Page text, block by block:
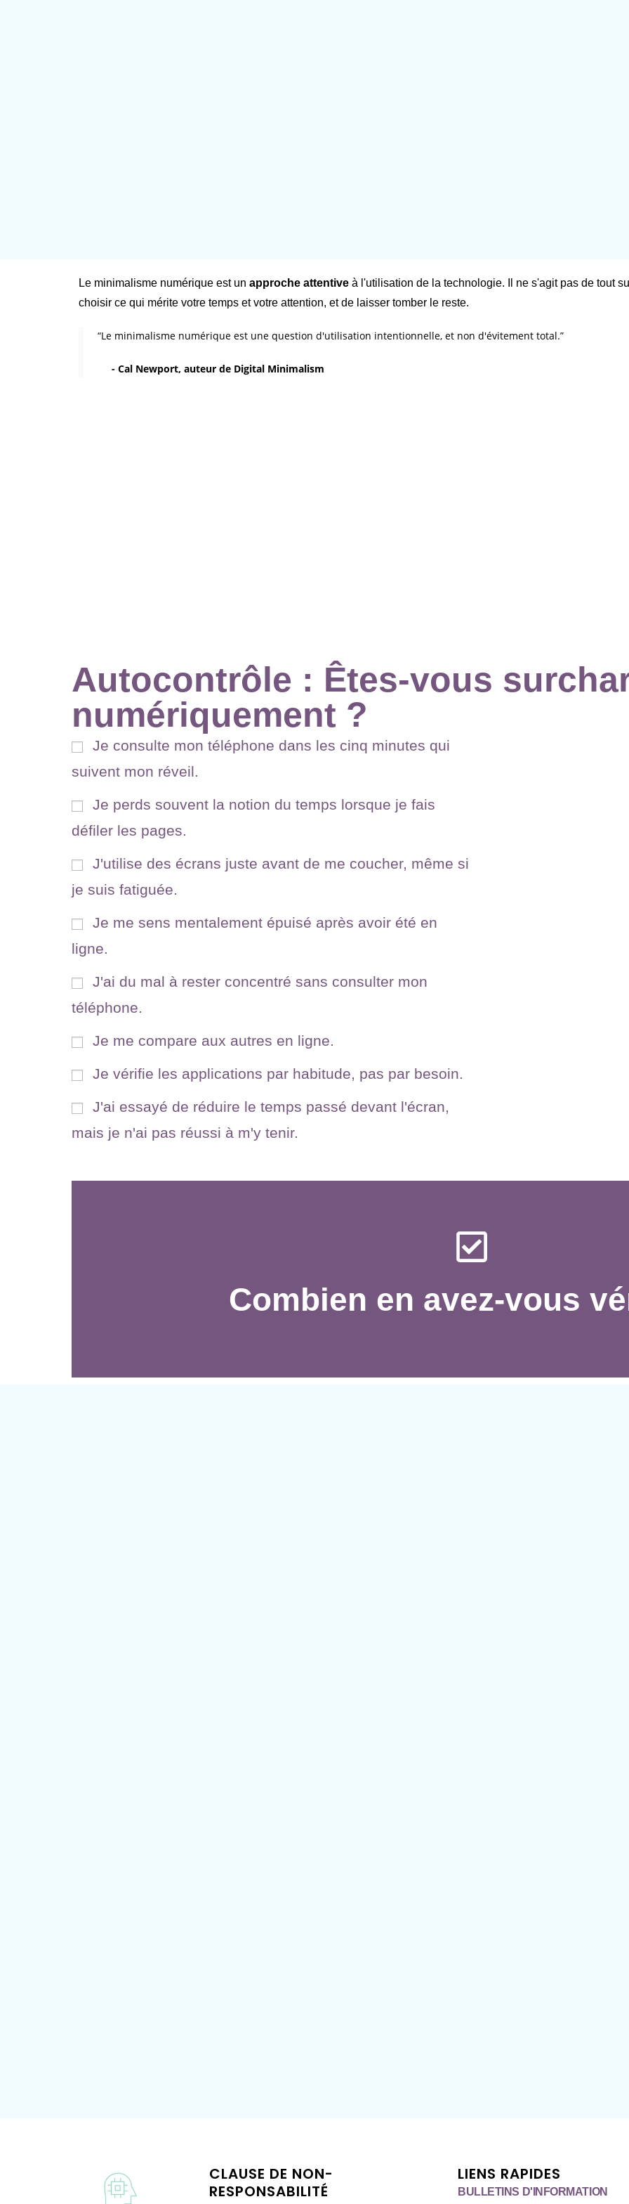
Le minimalisme numérique est un approche attentive à l'utilisation de la technologie. Il ne s'agit pas de tout
choisir ce qui mérite votre temps et votre attention, et de laisser tomber le reste.
“Le minimalisme numérique est une question d'utilisation intentionnelle, et non d'évitement total.”
- Cal Newport, auteur de Digital Minimalism
Autocontrôle : Êtes-vous
numériquement ?
Je consulte mon téléphone dans les cinq minutes qui
suivent mon réveil.
Je perds souvent la notion du temps lorsque je fais
défiler les pages.
J'utilise des écrans juste avant de me coucher, même si
je suis fatiguée.
Je me sens mentalement épuisé après avoir été en
ligne.
J'ai du mal à rester concentré sans consulter mon
téléphone.
Je me compare aux autres en ligne.
Je vérifie les applications par habitude, pas par besoin.
J'ai essayé de réduire le temps passé devant l'écran,
mais je n'ai pas réussi à m'y tenir.
Combien en avez-vous
CLAUSE DE NON-
RESPONSABILITÉ
LIENS RAPIDES
BULLETINS D'INFORMATION